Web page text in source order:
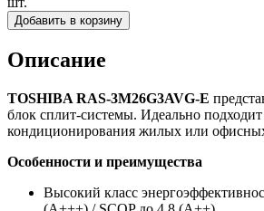
Добавить в корзину
Описание
TOSHIBA RAS-3M26G3AVG-E
блок сплит-системы. Идеально подходит
кондиционирования жилых или
Особенности и преимущества
Высокий класс